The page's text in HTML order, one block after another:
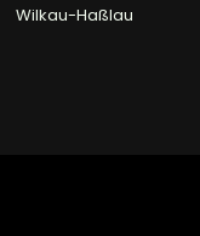
Wilkau-Haßlau